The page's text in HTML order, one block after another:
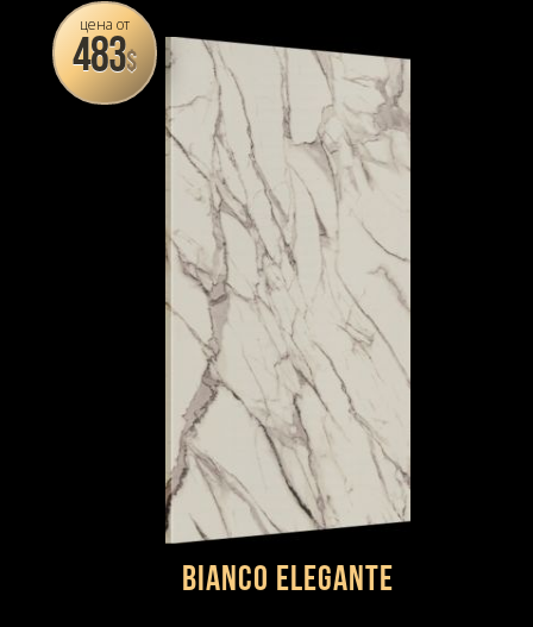
цена от
483$
Bianco Elegante